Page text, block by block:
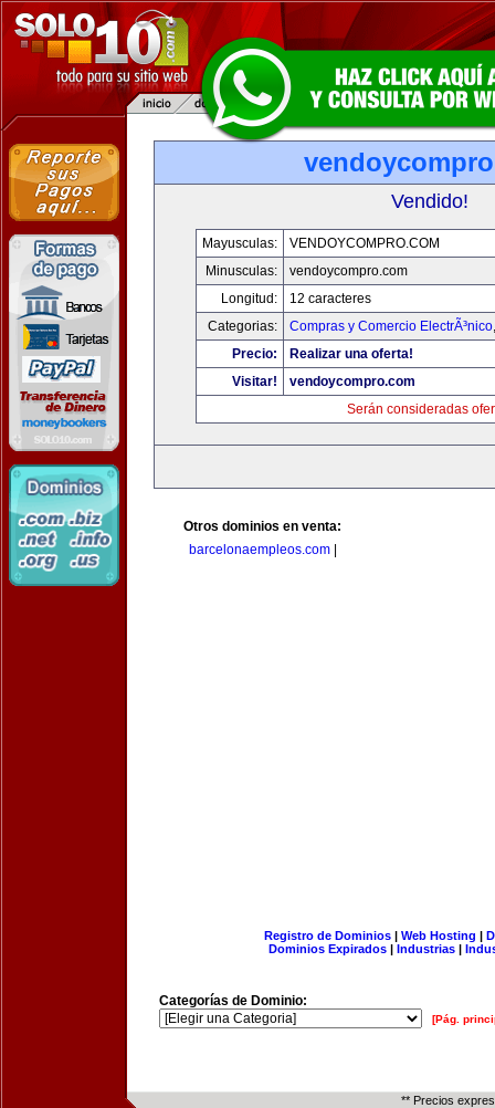
Vendido!
Mayusculas:
VENDOYCOMPRO.COM
Minusculas:
vendoycompro.com
Longitud:
12 caracteres
Categorias:
Compras y Comercio ElectrÃ³nico
Precio:
Realizar una oferta!
Visitar!
vendoycompro.com
Serán consideradas
Otros dominios en venta:
barcelonaempleos.com|
Registro de Dominios| Web Hosting |
Dominios Expirados | Industrias |
Categorías de Dominio:
[Pág.
** Precios